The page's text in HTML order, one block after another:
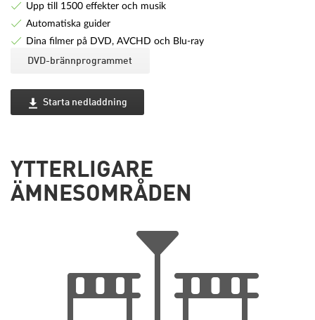
Upp till 1500 effekter och musik
Automatiska guider
Dina filmer på DVD, AVCHD och Blu-ray
DVD-brännprogrammet
Starta nedladdning
YTTERLIGARE
ÄMNESOMRÅDEN